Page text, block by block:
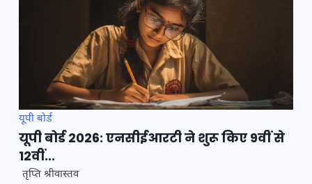
यूपी बोर्ड
यूपी बोर्ड 2026: एनसीईआरटी ने शुरू किए 9वीं से
12वीं...
तृप्ति श्रीवास्तव